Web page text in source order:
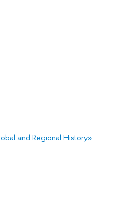
and Regional History»